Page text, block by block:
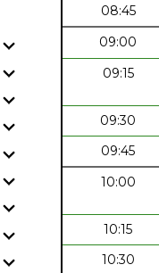
08:45
09:00
09:15
09:30
09:45
10:00
10:15
10:30